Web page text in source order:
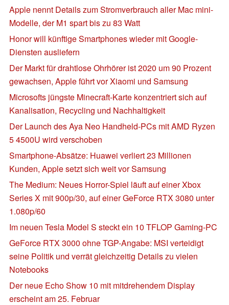
Apple nennt Details zum Stromverbrauch aller Mac mini-
Modelle, der M1 spart bis zu 83 Watt
Honor will künftige Smartphones wieder mit Google-
Diensten ausliefern
Der Markt für drahtlose Ohrhörer ist 2020 um 90 Prozent
gewachsen, Apple führt vor Xiaomi und Samsung
Microsofts jüngste Minecraft-Karte konzentriert sich auf
Kanalisation, Recycling und Nachhaltigkeit
Der Launch des Aya Neo Handheld-PCs mit AMD Ryzen
5 4500U wird verschoben
Smartphone-Absätze: Huawei verliert 23 Millionen
Kunden, Apple setzt sich weit vor Samsung
The Medium: Neues Horror-Spiel läuft auf einer Xbox
Series X mit 900p/30, auf einer GeForce RTX 3080 unter
1.080p/60
Im neuen Tesla Model S steckt ein 10 TFLOP Gaming-PC
GeForce RTX 3000 ohne TGP-Angabe: MSI verteidigt
seine Politik und verrät gleichzeitig Details zu vielen
Notebooks
Der neue Echo Show 10 mit mitdrehendem Display
erscheint am 25. Februar